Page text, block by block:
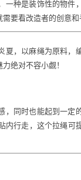
一种是装饰性的物件
需要看改造者的创意和
，以麻绳为原料，
绝对不容小觑！
，同时也能起到一定
内行走，这个拉绳可